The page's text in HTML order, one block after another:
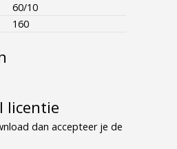
60/10
160
licentie
dan accepteer je de